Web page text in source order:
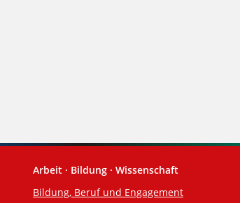
Arbeit · Bildung · Wissenschaft
Bildung, Beruf und Engagement